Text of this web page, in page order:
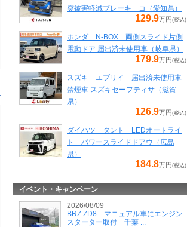
突被害軽減ブレーキ コ（愛知県）
129.9万円(税込)
ホンダ N-BOX 両側スライド片側
電動ドア 届出済未使用車（岐阜県）
179.9万円(税込)
スズキ エブリイ 届出済未使用車
禁煙車 スズキセーフティサ（滋賀
県）
126.9万円(税込)
ダイハツ タント LEDオートライ
ト パワースライドドアウ（広島
県）
184.8万円(税込)
イベント・キャンペーン
2026/08/09
BRZ ZD8 マニュアル車にエンジン
スターター取付 千葉 ...